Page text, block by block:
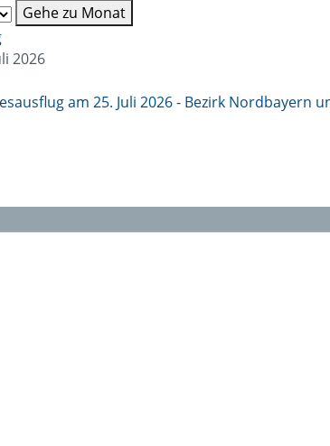
Gehe zu Monat
2026
am 25. Juli 2026 - Bezirk Nordbayern